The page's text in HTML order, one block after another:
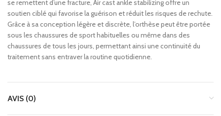
se remettent d’une fracture, Air cast ankle stabilizing offre un
soutien ciblé qui favorise la guérison et réduit les risques de rechute.
Grâce à sa conception légère et discrète, l’orthèse peut être portée
sous les chaussures de sport habituelles ou même dans des
chaussures de tous les jours, permettant ainsi une continuité du
traitement sans entraver la routine quotidienne.
AVIS (0)